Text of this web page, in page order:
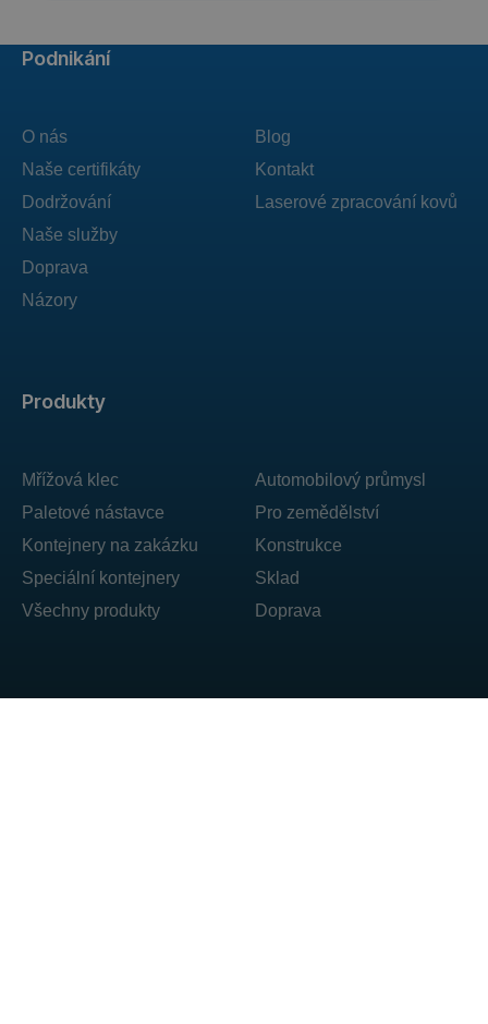
Produkty
Mřížová klec
Paletové nástavce
Kontejnery na zakázku
Speciální kontejnery
Všechny produkty
Automobilový průmysl
Pro zemědělství
Konstrukce
Sklad
Doprava
Podnikání
O nás
Naše certifikáty
Dodržování
Naše služby
Doprava
Názory
Blog
Kontakt
Laserové zpracování kovů